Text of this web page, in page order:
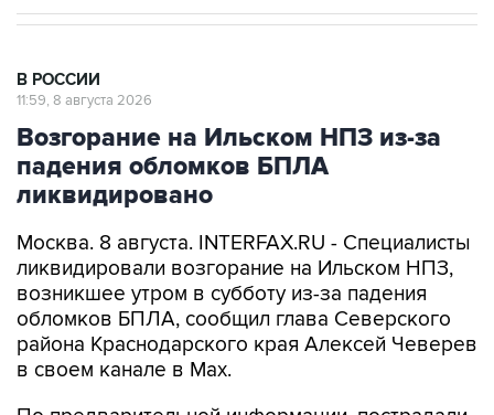
В РОССИИ
11:59, 8 августа 2026
Возгорание на Ильском НПЗ из-за
падения обломков БПЛА
ликвидировано
Москва. 8 августа. INTERFAX.RU - Специалисты
ликвидировали возгорание на Ильском НПЗ,
возникшее утром в субботу из-за падения
обломков БПЛА, сообщил глава Северского
района Краснодарского края Алексей Чеверев
в своем канале в Max.